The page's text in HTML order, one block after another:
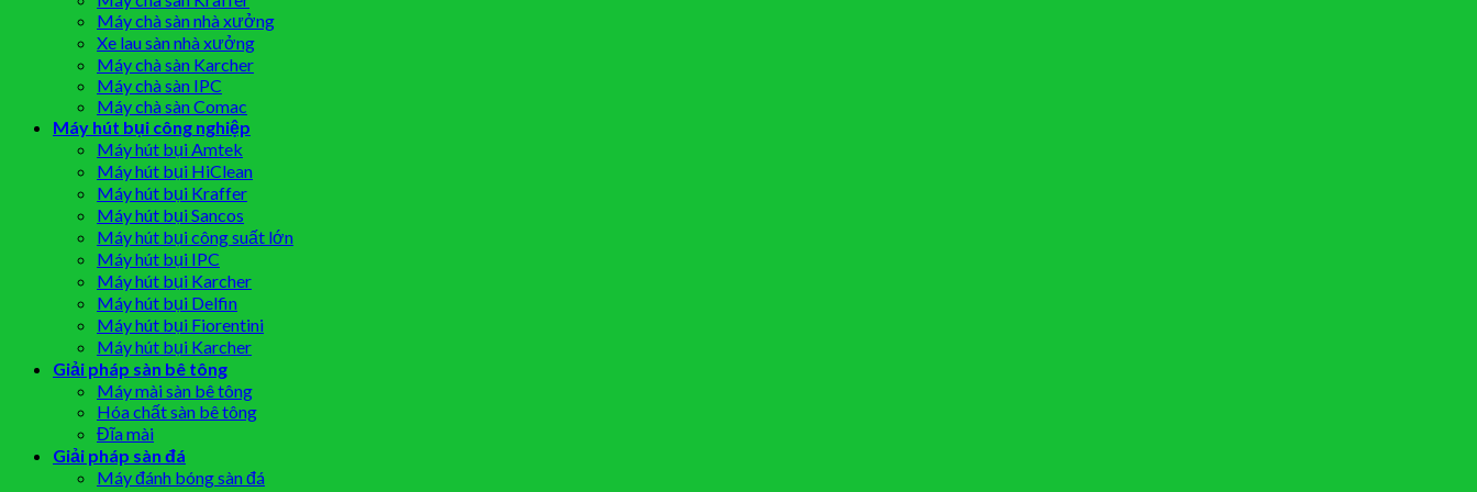
Máy chà sàn nhà xưởng
Xe lau sàn nhà xưởng
Máy chà sàn Karcher
Máy chà sàn IPC
Máy chà sàn Comac
Máy hút bụi công nghiệp
Máy hút bụi Amtek
Máy hút bụi HiClean
Máy hút bụi Kraffer
Máy hút bụi Sancos
Máy hút bụi công suất lớn
Máy hút bụi IPC
Máy hút bụi Karcher
Máy hút bụi Delfin
Máy hút bụi Fiorentini
Máy hút bụi Karcher
Giải pháp sàn bê tông
Máy mài sàn bê tông
Hóa chất sàn bê tông
Đĩa mài
Giải pháp sàn đá
Máy đánh bóng sàn đá